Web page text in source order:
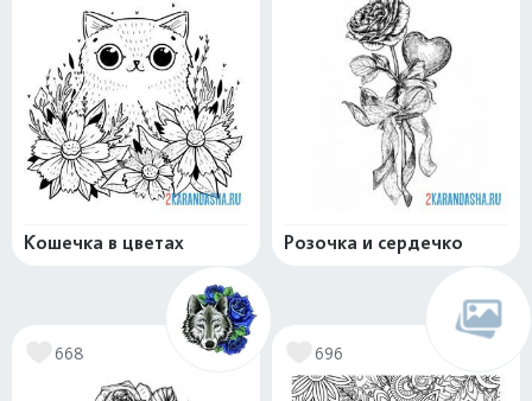
Кошечка в цветах Розочка и сердечко
668 696